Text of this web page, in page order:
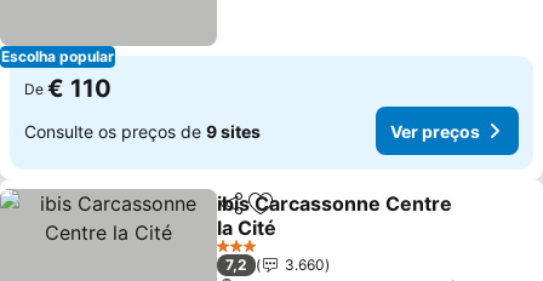
Escolha popular
De € 110
Consulte os preços de 9 sites Ver preços
PartilharAdicionar aos favoritos
ibis Carcassonne Centre
la Cité
3 Estrelas
7,2
3.660